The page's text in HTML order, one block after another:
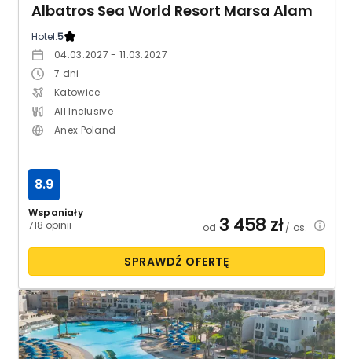
Albatros Sea World Resort Marsa Alam
Hotel:5
04.03.2027 - 11.03.2027
7 dni
Katowice
All Inclusive
Anex Poland
Wspaniały
718 opinii
8.9
od 3 458 zł/ os.
SPRAWDŹ OFERTĘ